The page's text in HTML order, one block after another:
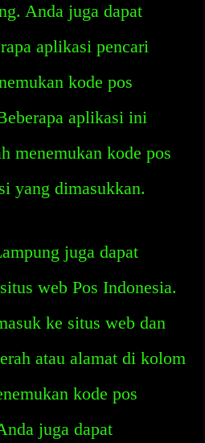
Anda juga dapat
aplikasi pencari
kode pos
aplikasi ini
menemukan kode pos
yang dimasukkan.
juga dapat
web Pos Indonesia.
ke situs web dan
atau alamat di kolom
kode pos
juga dapat